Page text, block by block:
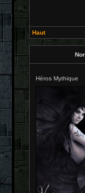
Haut
Héros Mythique